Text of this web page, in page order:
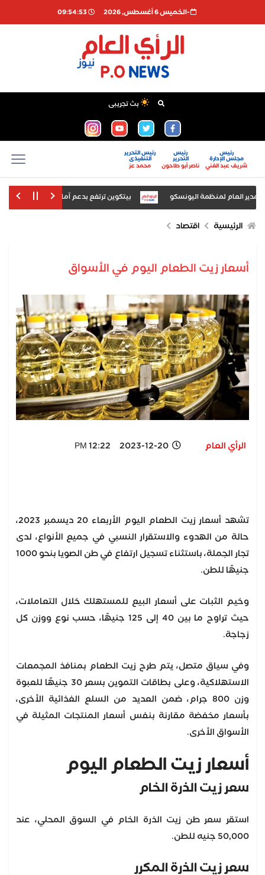
-الخميس 6 أغسطس, 2026 09:54:54
بث تجريبى
رئيس
مجلس الإدارة
شريف عبد الغني
رئيس
التحرير
ناصر أبو طاحون
رئيس التحرير
التنفيذى
محمد عز
العام لمنظمة اليونسكو بيتكوين ترتفع بدعم آمال إعادة فتح مضيق
الرئيسية اقتصاد
أسعار زيت الطعام اليوم في الأسواق
الرأي العام 2023-12-20 12:22 PM
تشهد أسعار زيت الطعام اليوم الأربعاء 20 ديسمبر 2023،
حالة من الهدوء والاستقرار النسبي في جميع الأنواع، لدى
تجار الجملة، باستثناء تسجيل ارتفاع في طن الصويا بنحو 1000
جنيهًا للطن.
وخيم الثبات على أسعار البيع للمستهلك خلال التعاملات،
حيث تراوح ما بين 40 إلى 125 جنيهًا، حسب نوع ووزن كل
زجاجة.
وفي سياق متصل، يتم طرح زيت الطعام بمنافذ المجمعات
الاستهلاكية، وعلى بطاقات التموين بسعر 30 جنيهًا للعبوة
وزن 800 جرام، ضمن العديد من السلع الغذائية الأخرى،
بأسعار مخفضة مقارنة بنفس أسعار المنتجات المثيلة في
الأسواق الأخرى.
أسعار زيت الطعام اليوم
سعر زيت الذرة الخام
استقر سعر طن زيت الذرة الخام في السوق المحلي، عند
50,000 جنيه للطن.
سعر زيت الذرة المكرر